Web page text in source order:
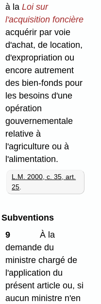
à laLoi sur
l'acquisition foncière
acquérir par voie
d'achat, de location,
d'expropriation ou
encore autrement
des bien-fonds pour
les besoins d'une
opération
gouvernementale
relative à
l'agriculture ou à
l'alimentation.
L.M. 2000, c. 35, art.
25
Subventions
9
À la
demande du
ministre chargé de
l'application du
présent article ou, si
aucun ministre n'en